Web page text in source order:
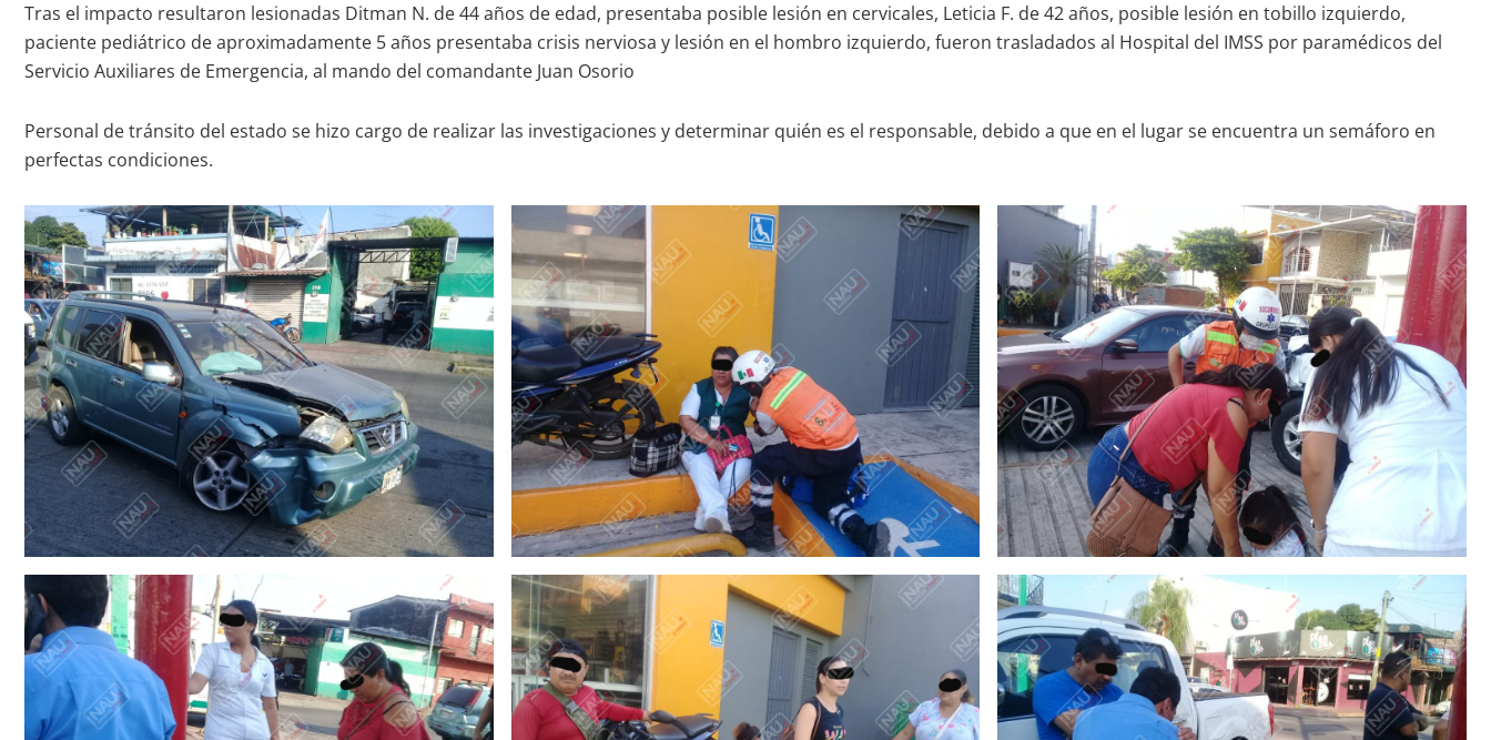
Tras el impacto resultaron lesionadas Ditman N. de 44 años de edad, presentaba posible lesión en cervicales, Leticia F. de 42 años, posible lesión en tobillo izquierdo,
paciente pediátrico de aproximadamente 5 años presentaba crisis nerviosa y lesión en el hombro izquierdo, fueron trasladados al Hospital del IMSS por paramédicos del
Servicio Auxiliares de Emergencia, al mando del comandante Juan Osorio
Personal de tránsito del estado se hizo cargo de realizar las investigaciones y determinar quién es el responsable, debido a que en el lugar se encuentra un semáforo en
perfectas condiciones.